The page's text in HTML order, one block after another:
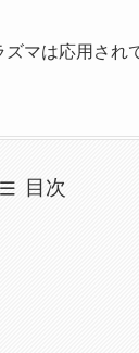
マは応用され
目次